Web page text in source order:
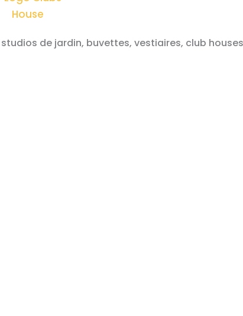
de jardin, buvettes, vestiaires, club